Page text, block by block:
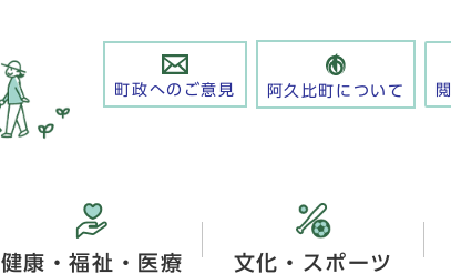
町政へのご意見 阿久比町について
健康・福祉・医療 文化・スポーツ